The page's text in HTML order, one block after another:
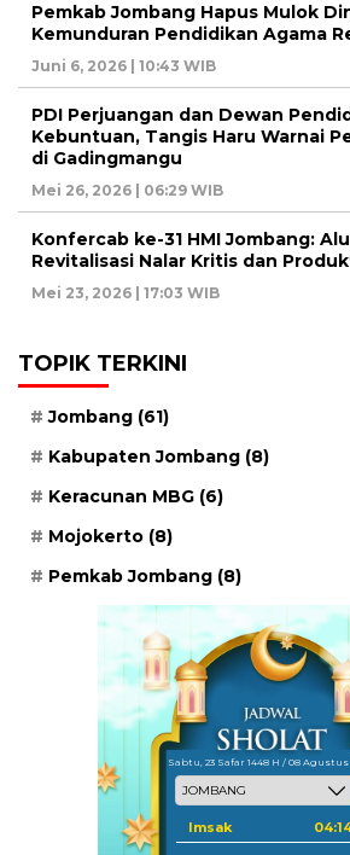
Pemkab Jombang Hapus Mulok
Kemunduran Pendidikan Agama
Juni 6, 2026 | 10:43 WIB
PDI Perjuangan dan Dewan
Kebuntuan, Tangis Haru Warnai
di Gadingmangu
Mei 26, 2026 | 06:29 WIB
Konfercab ke-31 HMI Jombang:
Revitalisasi Nalar Kritis dan
Mei 23, 2026 | 17:03 WIB
TOPIK TERKINI
Jombang (61)
Kabupaten Jombang (8)
Keracunan MBG (6)
Mojokerto (8)
Pemkab Jombang (8)
Sabtu, 23 Safar 1448 H / 08 Agustus
Imsak